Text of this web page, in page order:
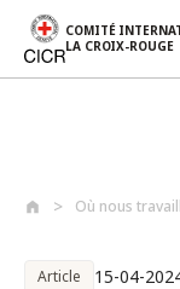
COMITÉ
LA CROIX-ROUGE
Où nous
Article 15-04-